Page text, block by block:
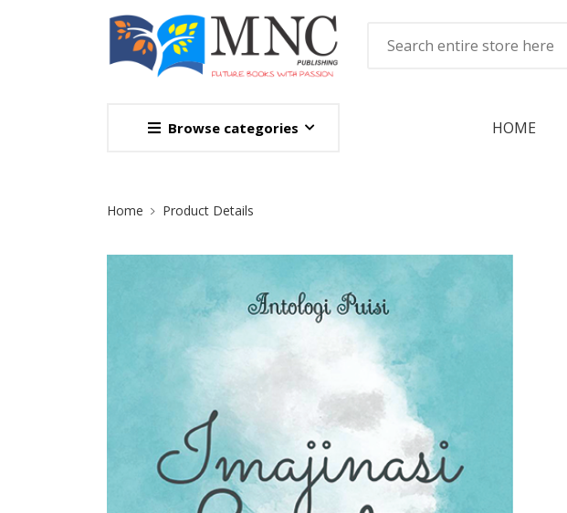
Browse categories HOME
Site Breadcrumb
Home Product Details